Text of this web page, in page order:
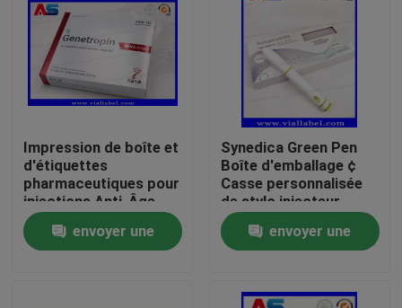
Maison
Produits
Impression de boîte et
d'étiquettes
pharmaceutiques pour
injections Anti-Âge
191AA en petits
flacons de 3 ml
Genetropin
envoyer une
Synedica Green Pen
Boîte d'emballage ¢
Casse personnalisée
de stylo injecteur
peptidique pour Reta
stylo injecteur
peptidique 40 mg,
Synedica
envoyer une